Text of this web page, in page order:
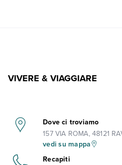
VIVERE & VIAGGIARE
Dove ci troviamo
157 VIA ROMA, 48121
vedi su mappa
Recapiti